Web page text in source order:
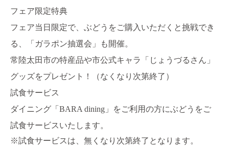
フェア限定特典
フェア当日限定で、ぶどうをご購入いただくと挑戦でき
る、「ガラポン抽選会」も開催。
常陸太田市の特産品や市公式キャラ「じょうづるさん」
グッズをプレゼント！（なくなり次第終了）
試食サービス
ダイニング「BARA dining」をご利用の方にぶどうをご
試食サービスいたします。
※試食サービスは、無くなり次第終了となります。